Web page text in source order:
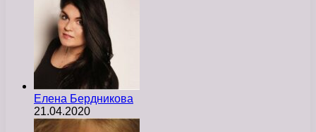
Елена Бердникова
21.04.2020